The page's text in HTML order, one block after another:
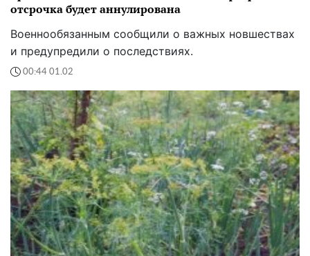
отсрочка будет аннулирована
Военнообязанным сообщили о важных новшествах
и предупредили о последствиях.
00:44 01.02